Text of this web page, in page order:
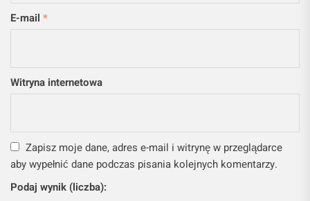
E-mail *
Witryna internetowa
Zapisz moje dane, adres e-mail i witrynę w przeglądarce
aby wypełnić dane podczas pisania kolejnych komentarzy.
Podaj wynik (liczba):